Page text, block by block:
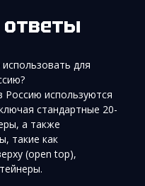
ответы
для
Россию используются
стандартные 20-
а также
такие как
(open top),